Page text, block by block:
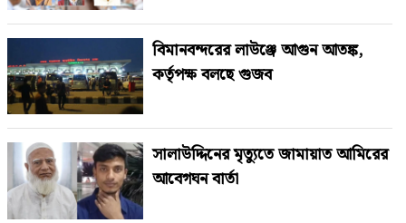
বিমানবন্দরের লাউঞ্জে আগুন আতঙ্ক,
কর্তৃপক্ষ বলছে গুজব
সালাউদ্দিনের মৃত্যুতে জামায়াত আমিরের
আবেগঘন বার্তা